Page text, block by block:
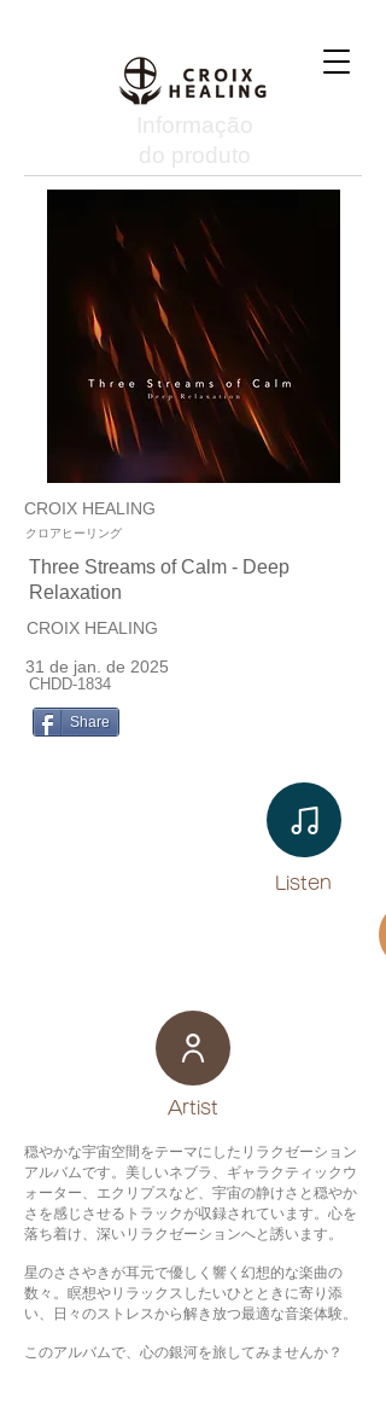
Informação
do produto
CROIX HEALING
クロアヒーリング
Three Streams of Calm - Deep
Relaxation
CROIX HEALING
31 de jan. de 2025
CHDD-1834
Share
Listen​
​Artist
穏やかな宇宙空間をテーマにしたリラクゼーション
アルバムです。美しいネブラ、ギャラクティックウ
ォーター、エクリプスなど、宇宙の静けさと穏やか
さを感じさせるトラックが収録されています。心を
落ち着け、深いリラクゼーションへと誘います。
星のささやきが耳元で優しく響く幻想的な楽曲の
数々。瞑想やリラックスしたいひとときに寄り添
い、日々のストレスから解き放つ最適な音楽体験。
このアルバムで、心の銀河を旅してみませんか？